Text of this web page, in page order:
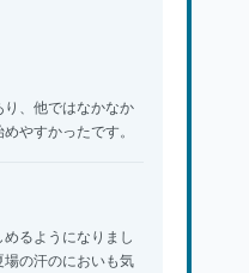
、他ではなかなか
やすかったです。
るようになりまし
の汗のにおいも気